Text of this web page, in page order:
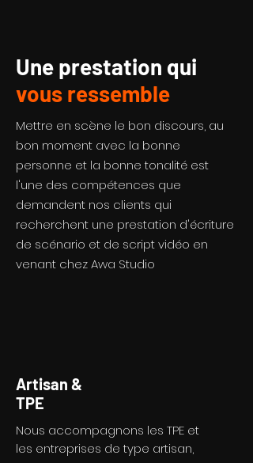
Une prestation qui
vous ressemble
Mettre en scène le bon discours, au
bon moment avec la bonne
personne et la bonne tonalité est
l'une des compétences que
demandent nos clients qui
recherchent une prestation d'écriture
de scénario et de script vidéo en
venant chez Awa Studio
Artisan &
TPE
Nous accompagnons les TPE et
les entreprises de type artisan,